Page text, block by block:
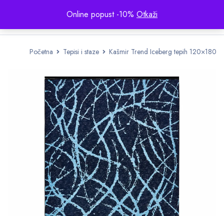
Online popust -10% Otkaži
Početna Tepisi i staze Kašmir Trend Iceberg tepih 120×180